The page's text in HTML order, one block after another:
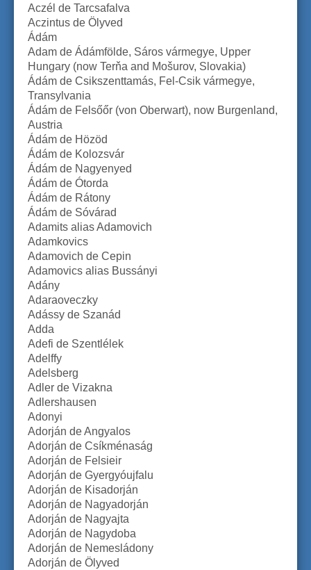
Aczél de Tarcsafalva
Aczintus de Ölyved
Ádám
Adam de Ádámfölde, Sáros vármegye, Upper
Hungary (now Terňa and Mošurov, Slovakia)
Ádám de Csikszenttamás, Fel-Csik vármegye,
Transylvania
Ádám de Felsőőr (von Oberwart), now Burgenland,
Austria
Ádám de Hözöd
Ádám de Kolozsvár
Ádám de Nagyenyed
Ádám de Ótorda
Ádám de Rátony
Ádám de Sóvárad
Adamits alias Adamovich
Adamkovics
Adamovich de Cepin
Adamovics alias Bussányi
Adány
Adaraoveczky
Adássy de Szanád
Adda
Adefi de Szentlélek
Adelffy
Adelsberg
Adler de Vizakna
Adlershausen
Adonyi
Adorján de Angyalos
Adorján de Csíkménaság
Adorján de Felsieir
Adorján de Gyergyóujfalu
Adorján de Kisadorján
Adorján de Nagyadorján
Adorján de Nagyajta
Adorján de Nagydoba
Adorján de Nemesládony
Adorján de Ölyved